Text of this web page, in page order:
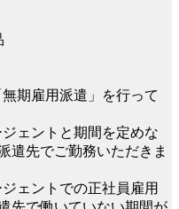
期雇用派遣」を行って
ェントと期間を定めな
遣先でご勤務いただきま
ェントでの正社員雇用